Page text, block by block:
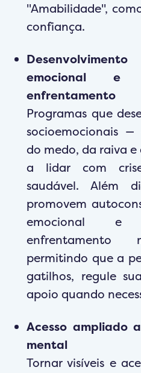
"Amabilidade",
confiança.
emocional e
enfrentamento
Programas que
socioemocionais
do medo, da raiva
a lidar com
saudável. Além
promovem
emocional e
enfrentamento
permitindo que a
gatilhos, regule
apoio quando
Acesso ampliado
mental
Tornar visíveis e